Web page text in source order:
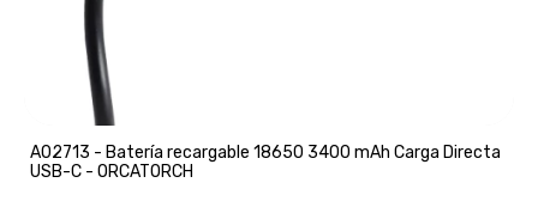
A02713 - Batería recargable 18650 3400 mAh Carga Directa
USB-C - ORCATORCH